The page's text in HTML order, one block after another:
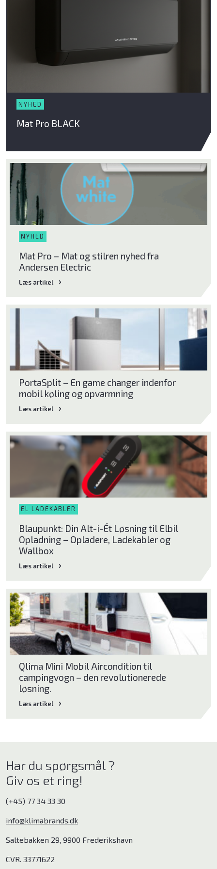
El ladekabler
Brands
Andersen Electric
Qlima
Qventi
Midea
Blaupunkt
Bliv klog på god luft
Om Klimabrands
Kontakt
Varmepumpeguide
NYHED
Mat Pro BLACK
NYHED
Mat Pro – Mat og stilren nyhed fra
Andersen Electric
Læs artikel
PortaSplit – En game changer indenfor
mobil køling og opvarmning
Læs artikel
EL LADEKABLER
Blaupunkt: Din Alt-i-Ét Løsning til Elbil
Opladning – Opladere, Ladekabler og
Wallbox
Læs artikel
Qlima Mini Mobil Aircondition til
campingvogn – den revolutionerede
løsning.
Læs artikel
Har du spørgsmål ?
Giv os et ring!
(+45) 77 34 33 30
info@klimabrands.dk
Saltebakken 29, 9900 Frederikshavn
CVR. 33771622